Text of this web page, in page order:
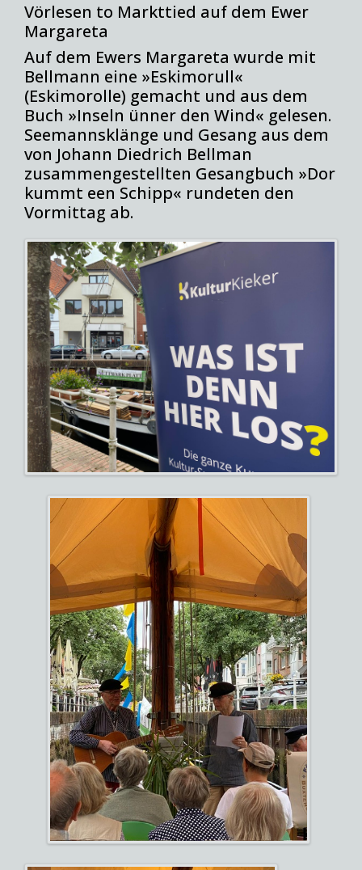
Vörlesen to Markttied auf dem Ewer
Margareta
Auf dem Ewers Margareta wurde mit
Bellmann eine »Eskimorull«
(Eskimorolle) gemacht und aus dem
Buch »Inseln ünner den Wind« gelesen.
Seemannsklänge und Gesang aus dem
von Johann Diedrich Bellman
zusammengestellten Gesangbuch »Dor
kummt een Schipp« rundeten den
Vormittag ab.